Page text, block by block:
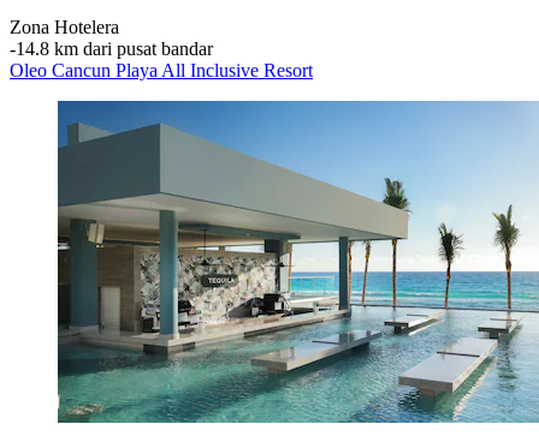
Zona Hotelera
‐14.8 km dari pusat bandar
Oleo Cancun Playa All Inclusive Resort